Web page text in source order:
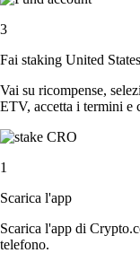
3
Fai staking United
Vai su ricompense,
ETV, accetta i termini e
1
Scarica l'app
Scarica l'app di
telefono.